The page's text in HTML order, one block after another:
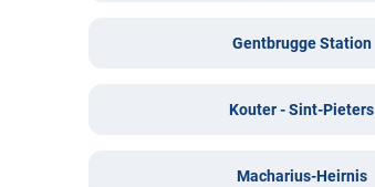
Gentbrugge Station
Kouter - Sint-Pieters
Macharius-Heirnis